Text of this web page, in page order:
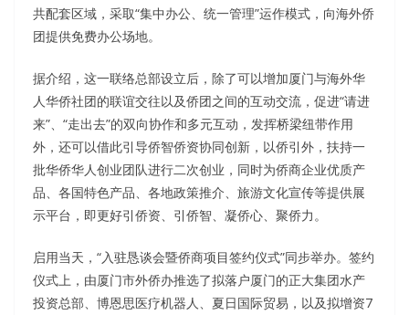
共配套区域，采取“集中办公、统一管理”运作模式，向海外侨
团提供免费办公场地。
据介绍，这一联络总部设立后，除了可以增加厦门与海外华
人华侨社团的联谊交往以及侨团之间的互动交流，促进“请进
来”、“走出去”的双向协作和多元互动，发挥桥梁纽带作用
外，还可以借此引导侨智侨资协同创新，以侨引外，扶持一
批华侨华人创业团队进行二次创业，同时为侨商企业优质产
品、各国特色产品、各地政策推介、旅游文化宣传等提供展
示平台，即更好引侨资、引侨智、凝侨心、聚侨力。
启用当天，“入驻恳谈会暨侨商项目签约仪式”同步举办。签约
仪式上，由厦门市外侨办推选了拟落户厦门的正大集团水产
投资总部、博恩思医疗机器人、夏日国际贸易，以及拟增资7